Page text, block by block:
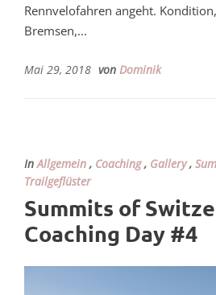
Rennvelofahren angeht.
Bremsen,...
Mai 29, 2018 von Dominik
In Allgemein , Coaching, Gallery,
Trailgeflüster
Summits of
Coaching Day #4